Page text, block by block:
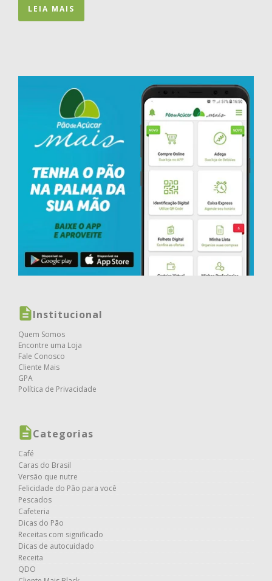
LEIA MAIS
Institucional
Quem Somos
Encontre uma Loja
Fale Conosco
Cliente Mais
GPA
Política de Privacidade
Categorias
Café
Caras do Brasil
Versão que nutre
Felicidade do Pão para você
Pescados
Cafeteria
Dicas do Pão
Receitas com significado
Dicas de autocuidado
Receita
QDO